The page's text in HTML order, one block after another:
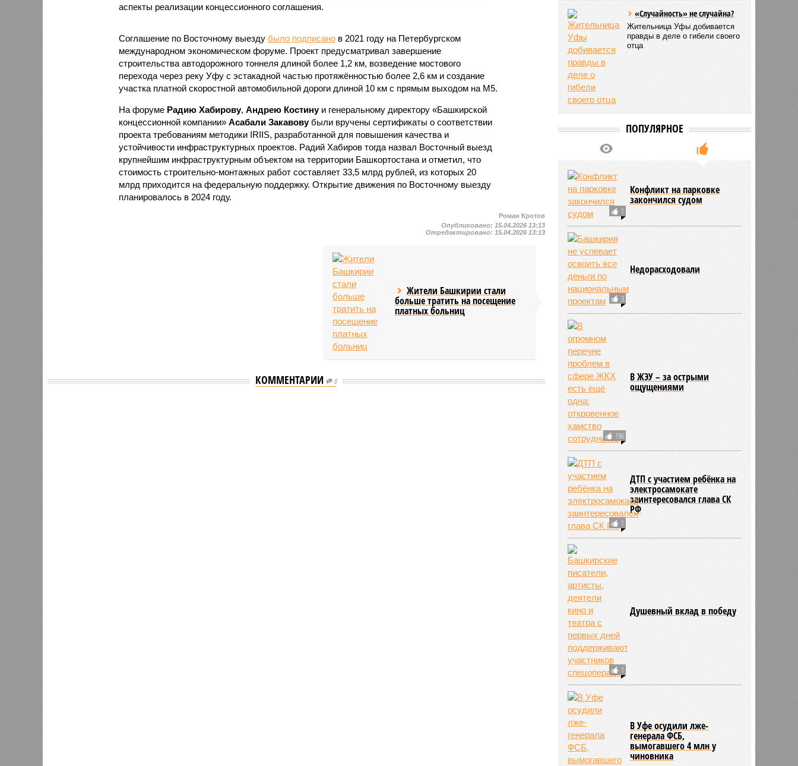
аспекты реализации концессионного соглашения.
Соглашение по Восточному выезду было подписанов 2021 году на Петербургском
международном экономическом форуме. Проект предусматривал завершение
строительства автодорожного тоннеля длиной более 1,2 км, возведение мостового
перехода через реку Уфу с эстакадной частью протяжённостью более 2,6 км и создание
участка платной скоростной автомобильной дороги длиной 10 км с прямым выходом на М5.
На форуме Радию Хабирову, Андрею Костинуи генеральному директору «Башкирской
концессионной компании» Асабали Закавовубыли вручены сертификаты о соответствии
проекта требованиям методики IRIIS, разработанной для повышения качества и
устойчивости инфраструктурных проектов. Радий Хабиров тогда назвал Восточный выезд
крупнейшим инфраструктурным объектом на территории Башкортостана и отметил, что
стоимость строительно-монтажных работ составляет 33,5 млрд рублей, из которых 20
млрд приходится на федеральную поддержку. Открытие движения по Восточному выезду
планировалось в 2024 году.
Роман Кротов
Опубликовано: 15.04.2026 13:13
Отредактировано: 15.04.2026 13:13
Жители Башкирии стали
больше тратить на посещение
платных больниц
КОММЕНТАРИИ 0
«Случайность» не случайна?
Жительница Уфы добивается
правды в деле о гибели своего
отца
ПОПУЛЯРНОЕ
1
Конфликт на парковке
закончился судом
3
Недорасходовали
196
В ЖЭУ – за острыми
ощущениями
1
ДТП с участием ребёнка на
электросамокате
заинтересовался глава СК
РФ
1
Душевный вклад в победу
В Уфе осудили лже-
генерала ФСБ,
вымогавшего 4 млн у
чиновника